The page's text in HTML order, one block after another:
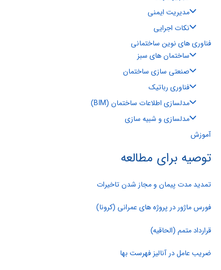
مدیریت ایمنی
نکات اجرایی
فناوری های نوین ساختمانی
ساختمان های سبز
صنعتی سازی ساختمان
فناوری رباتیک
مدلسازی اطلاعات ساختمان (BIM)
مدلسازی و شبیه سازی
آموزش
توصیه برای مطالعه
تمدید مدت پیمان و مجاز شدن تاخیرات
فورس ماژور در پروژه های عمرانی (کرونا)
قرارداد متمم (الحاقیه)
ضریب عامل در آنالیز فهرست بها